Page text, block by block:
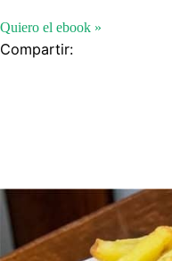
Quiero el ebook »
Compartir: